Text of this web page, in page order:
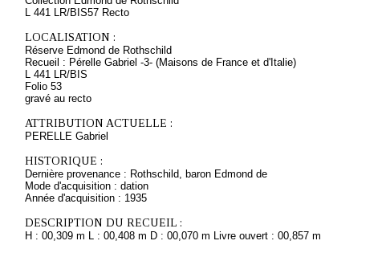
L 441 LR/BIS57 Recto
LOCALISATION :
Réserve Edmond de Rothschild
Recueil : Pérelle Gabriel -3- (Maisons de France et d'Italie)
L 441 LR/BIS
Folio 53
gravé au recto
ATTRIBUTION ACTUELLE :
PERELLE Gabriel
HISTORIQUE :
Dernière provenance : Rothschild, baron Edmond de
Mode d'acquisition : dation
Année d'acquisition : 1935
DESCRIPTION DU RECUEIL :
H : 00,309 m L : 00,408 m D : 00,070 m Livre ouvert : 00,857 m